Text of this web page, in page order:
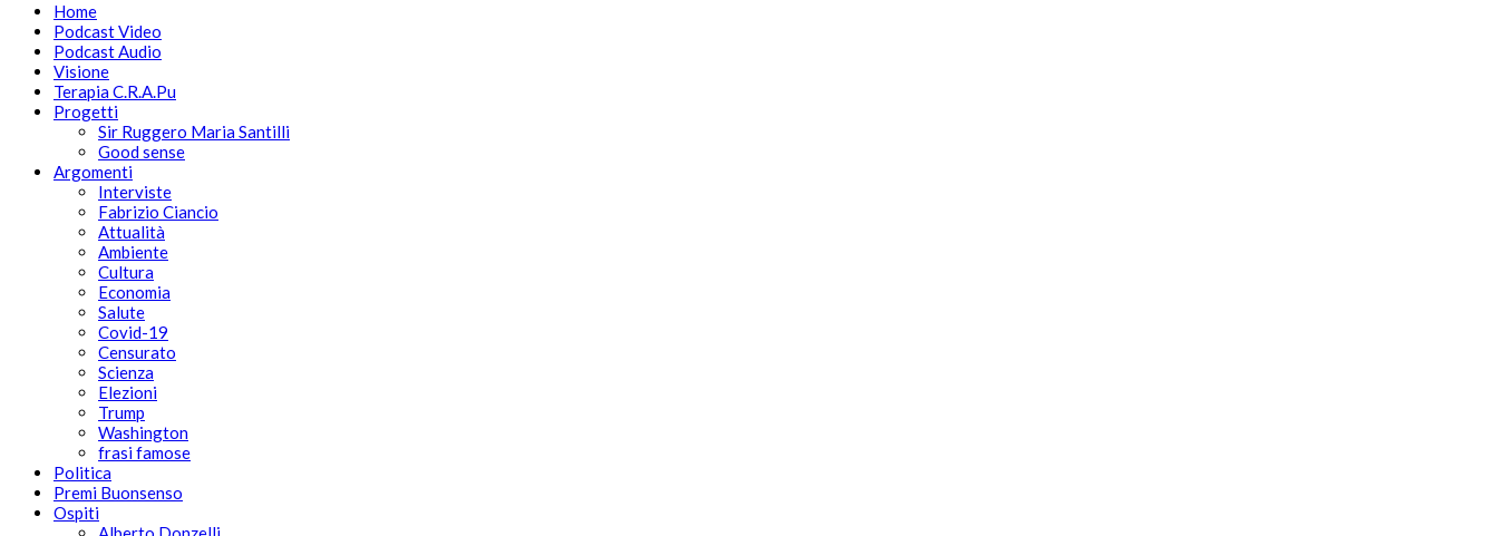
Home
Podcast Video
Podcast Audio
Visione
Terapia C.R.A.Pu
Progetti
Sir Ruggero Maria Santilli
Good sense
Argomenti
Interviste
Fabrizio Ciancio
Attualità
Ambiente
Cultura
Economia
Salute
Covid-19
Censurato
Scienza
Elezioni
Trump
Washington
frasi famose
Politica
Premi Buonsenso
Ospiti